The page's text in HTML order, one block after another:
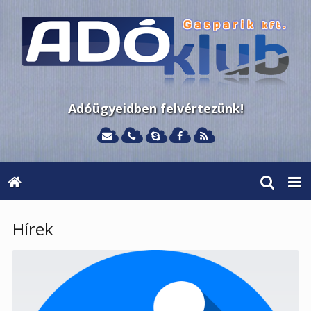
Adóügyeidben felvértezünk!
Hírek